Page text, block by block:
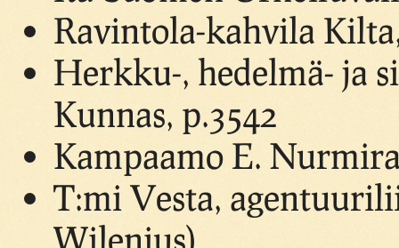
Ravintola-kahvila
Herkku-, hedelmä- ja
Kunnas, p.3542
Kampaamo E.
T:mi Vesta,
Wilenius)